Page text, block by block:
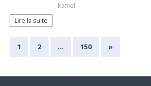
Kamel
Lire la suite
1 2 … 150 »